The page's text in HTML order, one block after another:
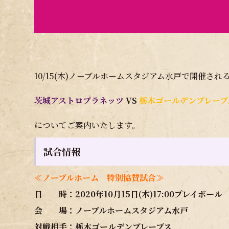
10/15(木)ノーブルホームスタジアム水戸で開催され
茨城アストロプラネッツ VS 栃木ゴールデンブレー
についてご案内いたします。
試合情報
≪ノーブルホーム 特別協賛試合≫
日 時：2020年10月15日(木)17:00プレイボール
会 場：ノーブルホームスタジアム水戸